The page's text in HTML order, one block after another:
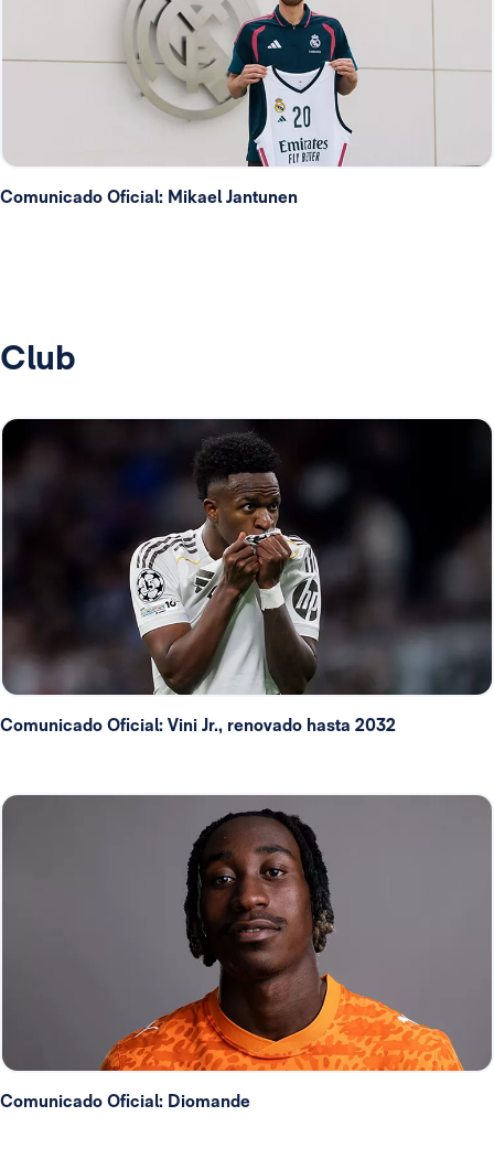
Comunicado Oficial: Mikael Jantunen
Club
Comunicado Oficial: Vini Jr., renovado hasta 2032
Comunicado Oficial: Diomande